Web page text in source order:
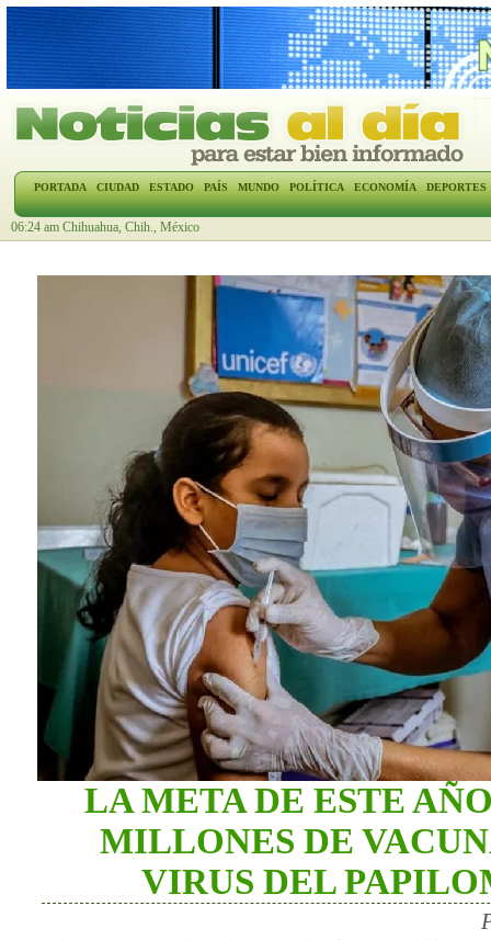
PORTADA CIUDAD ESTADO PAÍS MUNDO POLÍTICA ECONOMÍA DEPORTES
06:24 am Chihuahua, Chih., México
LA META DE ESTE
MILLONES DE
VIRUS DEL